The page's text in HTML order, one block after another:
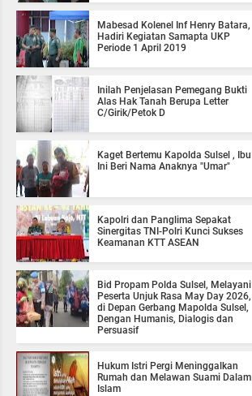
Mabesad Kolenel Inf Henry Batara,
Hadiri Kegiatan Samapta UKP
Periode 1 April 2019
Inilah Penjelasan Pemegang Bukti
Alas Hak Tanah Berupa Letter
C/Girik/Petok D
Kaget Bertemu Kapolda Sulsel , Ibu
Ini Beri Nama Anaknya "Umar"
Kapolri dan Panglima Sepakat
Sinergitas TNI-Polri Kunci Sukses
Keamanan KTT ASEAN
Bid Propam Polda Sulsel, Melayani
Peserta Unjuk Rasa May Day 2026,
di Depan Gerbang Mapolda Sulsel,
Dengan Humanis, Dialogis dan
Persuasif
Hukum Istri Pergi Meninggalkan
Rumah dan Melawan Suami Dalam
Islam